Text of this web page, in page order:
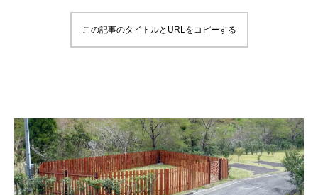
この記事のタイトルとURLをコピーする